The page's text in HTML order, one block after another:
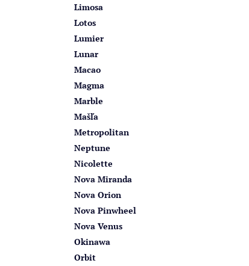
Limosa
Lotos
Lumier
Lunar
Macao
Magma
Marble
Mašľa
Metropolitan
Neptune
Nicolette
Nova Miranda
Nova Orion
Nova Pinwheel
Nova Venus
Okinawa
Orbit